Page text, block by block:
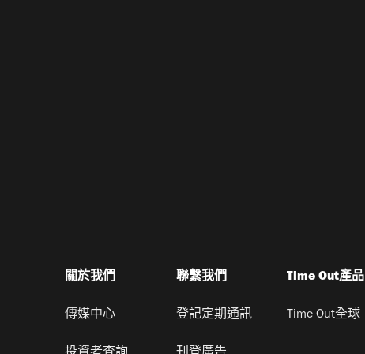
關於我們
傳媒中心
聯繫我們
登記定期通訊
Time Out產品
Time Out全球